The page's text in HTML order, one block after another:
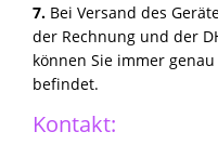
7. Bei Versand des
der Rechnung und der
können Sie immer
befindet.
Kontakt: